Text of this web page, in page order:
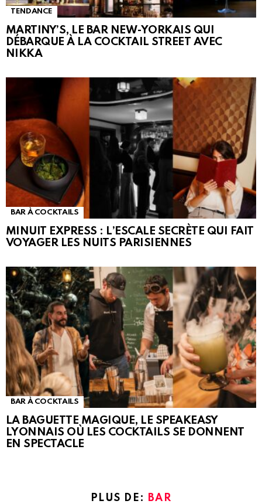
TENDANCE
MARTINY’S, LE BAR NEW-YORKAIS QUI
DÉBARQUE À LA COCKTAIL STREET AVEC
NIKKA
BAR À COCKTAILS
MINUIT EXPRESS : L’ESCALE SECRÈTE QUI FAIT
VOYAGER LES NUITS PARISIENNES
BAR À COCKTAILS
LA BAGUETTE MAGIQUE, LE SPEAKEASY
LYONNAIS OÙ LES COCKTAILS SE DONNENT
EN SPECTACLE
PLUS DE: BAR